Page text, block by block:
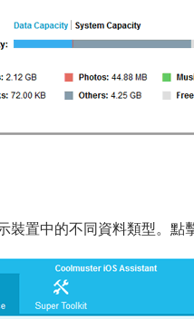
置中的不同資料類型。點